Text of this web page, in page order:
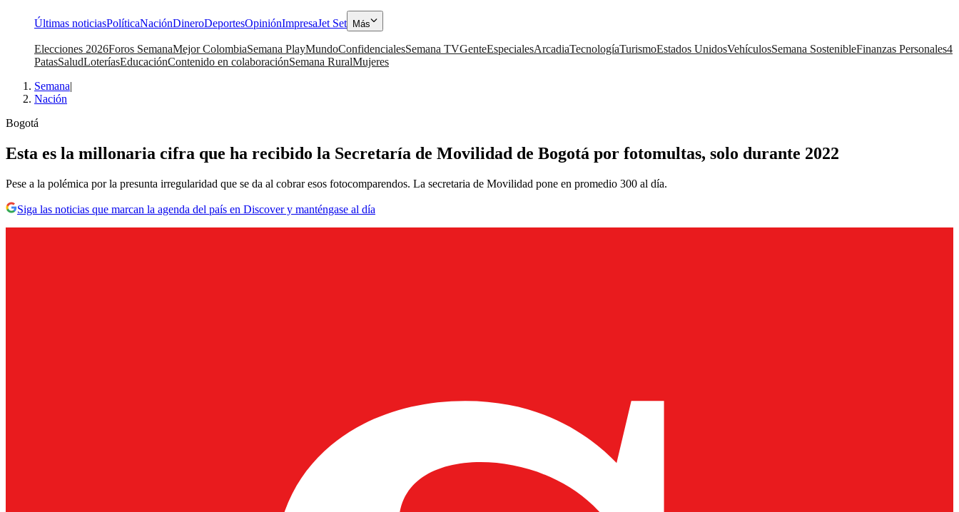
Últimas noticiasPolíticaNaciónDineroDeportesOpiniónImpresaJet Set Más
Elecciones 2026Foros SemanaMejor ColombiaSemana PlayMundoConfidencialesSemana TVGenteEspecialesArcadiaTecnologíaTurismoEstados UnidosVehículosSemana SostenibleFinanzas Personales4
PatasSaludLoteríasEducaciónContenido en colaboraciónSemana RuralMujeres
Semana|
Nación
Bogotá
Esta es la millonaria cifra que ha recibido la Secretaría de Movilidad de Bogotá por fotomultas, solo durante 2022
Pese a la polémica por la presunta irregularidad que se da al cobrar esos fotocomparendos. La secretaria de Movilidad pone en promedio 300 al día.
Siga las noticias que marcan la agenda del país en Discover y manténgase al día